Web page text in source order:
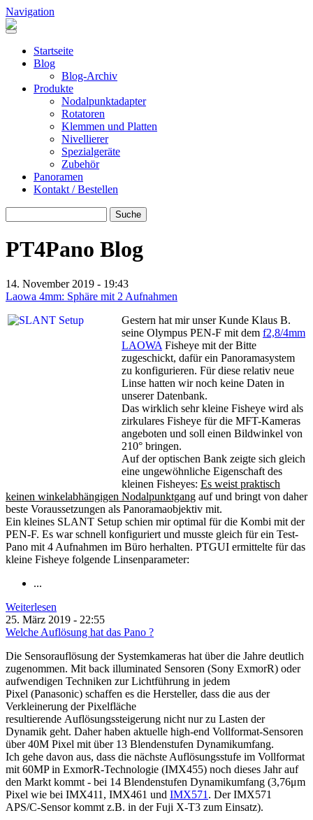
Direkt zum Inhalt
Navigation
Startseite
Blog
Blog-Archiv
Produkte
Nodalpunktadapter
Rotatoren
Klemmen und Platten
Nivellierer
Spezialgeräte
Zubehör
Panoramen
Kontakt / Bestellen
PT4Pano Blog
14. November 2019 - 19:43
Laowa 4mm: Sphäre mit 2 Aufnahmen
Gestern hat mir unser Kunde Klaus B.
seine Olympus PEN-F mit dem f2,8/4mm
LAOWA Fisheye mit der Bitte
zugeschickt, dafür ein Panoramasystem
zu konfigurieren. Für diese relativ neue
Linse hatten wir noch keine Daten in
unserer Datenbank.
Das wirklich sehr kleine Fisheye wird als
zirkulares Fisheye für die MFT-Kameras
angeboten und soll einen Bildwinkel von
210° bringen.
Auf der optischen Bank zeigte sich gleich
eine ungewöhnliche Eigenschaft des
kleinen Fisheyes: Es weist praktisch
keinen winkelabhängigen Nodalpunktgang auf und bringt von daher
beste Voraussetzungen als Panoramaobjektiv mit.
Ein kleines SLANT Setup schien mir optimal für die Kombi mit der
PEN-F. Es war schnell konfiguriert und musste gleich für ein Test-
Pano mit 4 Aufnahmen im Büro herhalten. PTGUI ermittelte für das
kleine Fisheye folgende Linsenparameter:
...
Weiterlesen
25. März 2019 - 22:55
Welche Auflösung hat das Pano ?
Die Sensorauflösung der Systemkameras hat über die Jahre deutlich
zugenommen. Mit back illuminated Sensoren (Sony ExmorR) oder
aufwendigen Techniken zur Lichtführung in jedem
Pixel (Panasonic) schaffen es die Hersteller, dass die aus der
Verkleinerung der Pixelfläche
resultierende Auflösungssteigerung nicht nur zu Lasten der
Dynamik geht. Daher haben aktuelle high-end Vollformat-Sensoren
über 40M Pixel mit über 13 Blendenstufen Dynamikumfang.
Ich gehe davon aus, dass die nächste Auflösungsstufe im Vollformat
mit 60MP in ExmorR-Technologie (IMX455) noch dieses Jahr auf
den Markt kommt - bei 14 Blendenstufen Dynamikumfang (3,76μm
Pixel wie bei IMX411, IMX461 und IMX571 . Der IMX571
APS/C-Sensor kommt z.B. in der Fuji X-T3 zum Einsatz).